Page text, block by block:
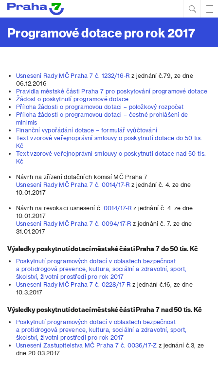
Programové dotace pro rok 2017
Usnesení Rady MČ Praha 7 č. 1232/16-R z jednání č.79, ze dne
06.12.2016
Pravidla městské části Praha 7 pro poskytování programové dotace
Žádost o poskytnutí programové dotace
Příloha žádosti o programovou dotaci – položkový rozpočet
Příloha žádosti o programovou dotaci – čestné prohlášení de
minimis
Finanční vypořádání dotace – formulář vyúčtování
Text vzorové veřejnoprávní smlouvy o poskytnutí dotace do 50 tis.
Kč
Text vzorové veřejnoprávní smlouvy o poskytnutí dotace nad 50 tis.
Kč
Návrh na zřízení dotačních komisí MČ Praha 7
Usnesení Rady MČ Praha 7 č. 0014/17-R z jednání č. 4. ze dne
10.01.2017
Návrh na revokaci usnesení č. 0014/17-R z jednání č. 4. ze dne
10.01.2017
Usnesení Rady MČ Praha 7 č. 0094/17-R z jednání č. 7. ze dne
31.01.2017
Výsledky poskytnutí dotací městské části Praha 7 do 50 tis. Kč
Poskytnutí programových dotací v oblastech bezpečnost
a protidrogová prevence, kultura, sociální a zdravotní, sport,
školství, životní prostředí pro rok 2017
Usnesení Rady MČ Praha 7 č. 0228/17-R z jednání č.16, ze dne
10.3.2017
Výsledky poskytnutí dotací městské části Praha 7 nad 50 tis. Kč
Poskytnutí programových dotací v oblastech bezpečnost
a protidrogová prevence, kultura, sociální a zdravotní, sport,
školství, životní prostředí pro rok 2017
Usnesení Zastupitelstva MČ Praha 7 č. 0036/17-Z z jednání č.3, ze
dne 20.03.2017